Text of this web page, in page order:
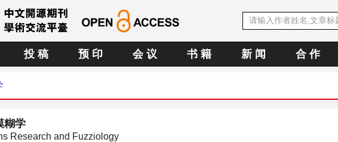
投 稿 预 印 会 议 书 籍 新 闻 合 作
糊学
Research and Fuzziology